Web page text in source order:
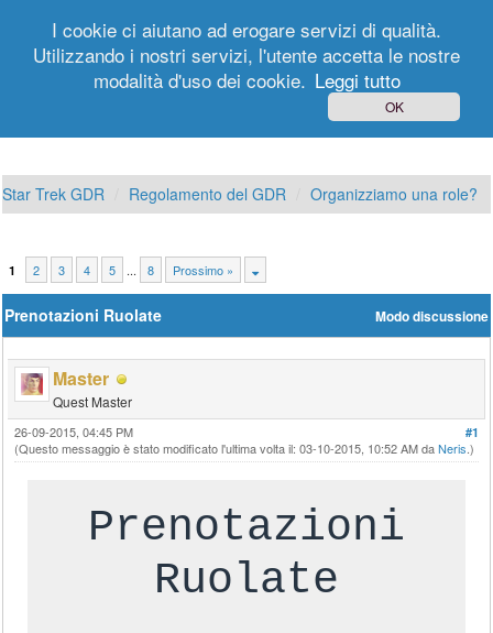
Registrati
Star Trek GDR Regolamento del GDR Organizziamo una role?
1 2 3 4 5 ... 8 Prossimo »
Modo discussione
Prenotazioni Ruolate
Master
Quest Master
#1
26-09-2015, 04:45 PM
(Questo messaggio è stato modificato l'ultima volta il: 03-10-2015, 10:52 AM daNeris .)
Prenotazioni
Ruolate
I cookie ci aiutano ad erogare servizi di qualità.
Utilizzando i nostri servizi, l'utente accetta le nostre
modalità d'uso dei cookie. Leggi tutto
OK